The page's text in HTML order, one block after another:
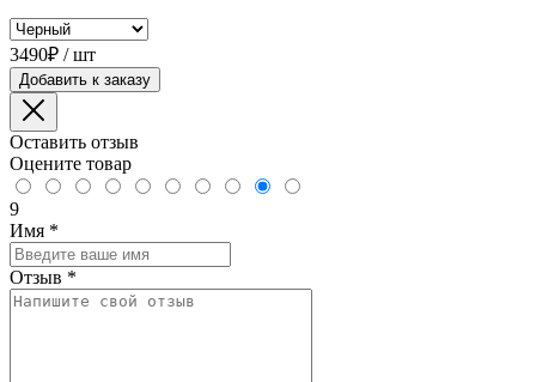
3490₽ / шт
Добавить к заказу
Оставить отзыв
Оцените товар
9
Имя *
Отзыв *